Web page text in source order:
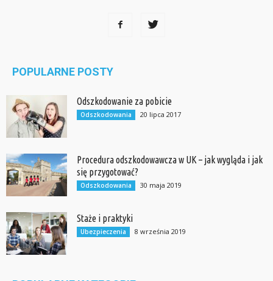
POPULARNE POSTY
Odszkodowanie za pobicie
Odszkodowania 20 lipca 2017
Procedura odszkodowawcza w UK – jak wygląda i jak
się przygotować?
Odszkodowania 30 maja 2019
Staże i praktyki
Ubezpieczenia 8 września 2019